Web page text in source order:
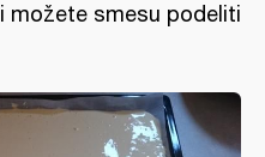
možete smesu podeliti